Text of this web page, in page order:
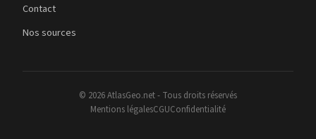
Contact
Nos sources
© 2026 AtlasGeo.net - Tous droits réservés
Mentions légalesCGUConfidentialité